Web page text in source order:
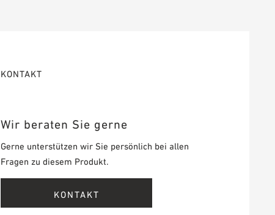
KONTAKT
Wir beraten Sie gerne
Gerne unterstützen wir Sie persönlich bei allen
Fragen zu diesem Produkt.
KONTAKT